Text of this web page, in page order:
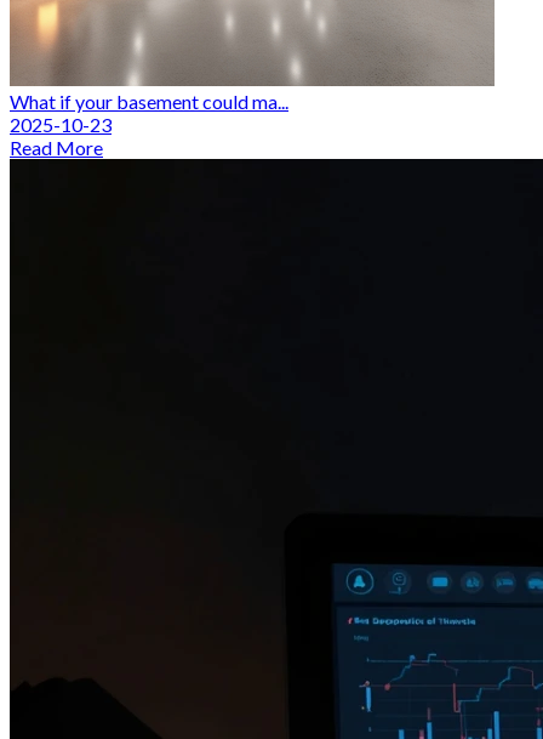
What if your basement could ma...
2025-10-23
Read More